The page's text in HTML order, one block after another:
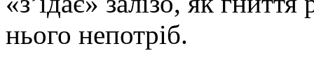
нього непотріб.